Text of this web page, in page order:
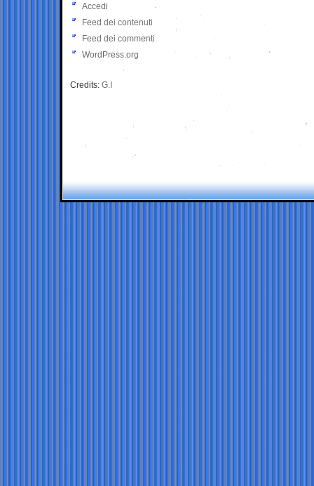
Accedi
Feed dei contenuti
Feed dei commenti
WordPress.org
Credits: G.I